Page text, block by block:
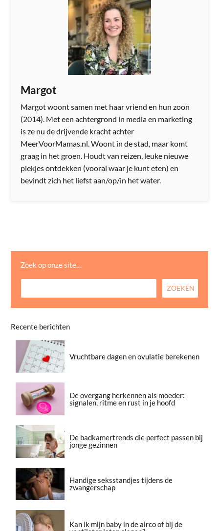
Margot
Margot woont samen met haar vriend en hun zoon
(2014). Met een achtergrond in media en marketing
is ze nu de drijvende kracht achter
MeerVoorMamas.nl. Woont in de stad, maar komt
graag in het groen. Houdt van reizen, leuke nieuwe
plekjes ontdekken (vooral waar je kunt eten) en
bevindt zich het liefst aan/op/in het water.
Zoek op onze site…
Recente berichten
Vruchtbare dagen en ovulatie berekenen
De overgang herkennen als moeder:
signalen, ritme en rust in je hoofd
De badkamertrends die perfect passen bij
jonge gezinnen
Handige seksstandjes tijdens de
zwangerschap
Kan ik mijn baby in de airco of bij de